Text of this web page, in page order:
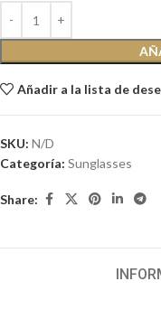
Añadir a la lista de
SKU: N/D
Categoría: Sunglasses
Share: